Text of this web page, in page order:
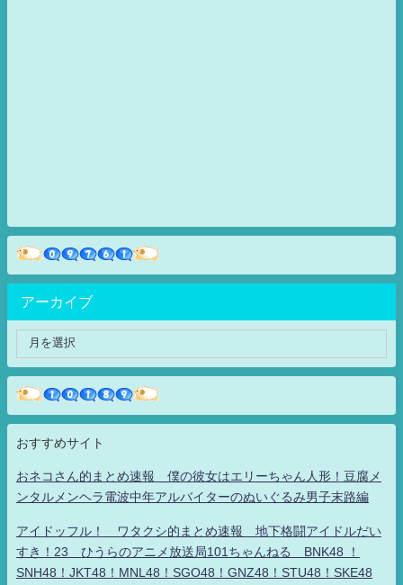
アーカイブ
おすすめサイト
おネコさん的まとめ速報 僕の彼女はエリーちゃん人形！豆腐メ
ンタルメンヘラ電波中年アルバイターのぬいぐるみ男子末路編
アイドッフル！ ワタクシ的まとめ速報 地下格闘アイドルだい
すき！23 ひうらのアニメ放送局101ちゃんねる BNK48 ！
SNH48！JKT48！MNL48！SGO48！GNZ48！STU48！SKE48